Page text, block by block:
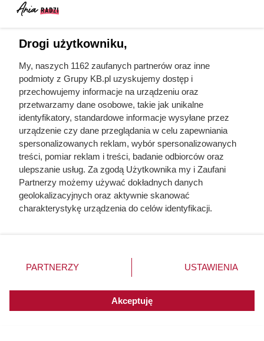
W promocji m.in. kultowe kawy, fot. Opracowanie własne na
podstawie gazetki promocyjnej Biedronki z dn. 03-08.08
Drogi użytkowniku,
My, naszych 1162 zaufanych partnerów oraz inne
podmioty z Grupy KB.pl uzyskujemy dostęp i
przechowujemy informacje na urządzeniu oraz
przetwarzamy dane osobowe, takie jak unikalne
identyfikatory, standardowe informacje wysyłane przez
urządzenie czy dane przeglądania w celu zapewniania
spersonalizowanych reklam, wybór spersonalizowanych
treści, pomiar reklam i treści, badanie odbiorców oraz
ulepszanie usług. Za zgodą Użytkownika my i Zaufani
Partnerzy możemy używać dokładnych danych
geolokalizacyjnych oraz aktywnie skanować
charakterystykę urządzenia do celów identyfikacji.
zmienić/wycofać klikając przycisk ustawień prywatności
znajdujący się w lewym dolnym rogu strony. Niektóre
użytkownika, ale masz prawo sprzeciwić się takiemu
przetwarzaniu. Preferencje będą miały zastosowania do
PARTNERZY USTAWIENIA
Akceptuję